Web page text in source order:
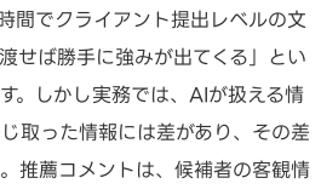
間でクライアント提出レベルの文
せば勝手に強みが出てくる」とい
。しかし実務では、AIが扱える情
取った情報には差があり、その差
推薦コメントは、候補者の客観情